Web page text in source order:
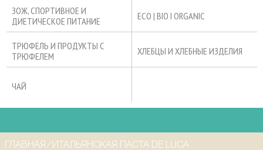
ЗОЖ, СПОРТИВНОЕ И
ДИЕТИЧЕСКОЕ ПИТАНИЕ
ECO | BIO I ORGANIC
ТРЮФЕЛЬ И ПРОДУКТЫ С
ТРЮФЕЛЕМ
ХЛЕБЦЫ И ХЛЕБНЫЕ ИЗДЕЛИЯ
ЧАЙ
ГЛАВНАЯ ⁄ ИТАЛЬЯНСКАЯ ПАСТА DE LUCA